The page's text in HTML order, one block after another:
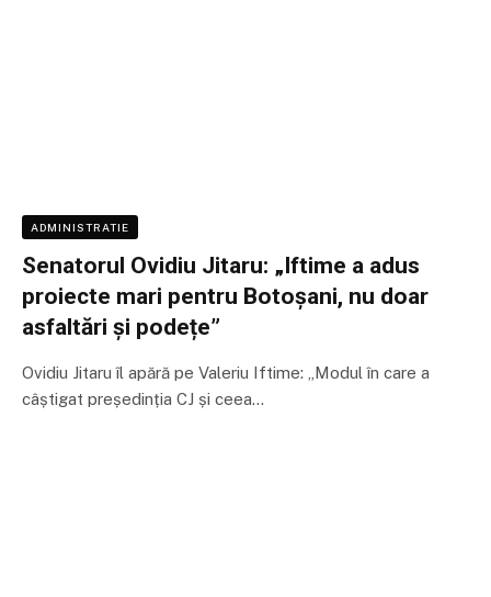
ADMINISTRATIE
Senatorul Ovidiu Jitaru: „Iftime a adus
proiecte mari pentru Botoșani, nu doar
asfaltări și podețe”
Ovidiu Jitaru îl apără pe Valeriu Iftime: „Modul în care a
câștigat președinția CJ și ceea…